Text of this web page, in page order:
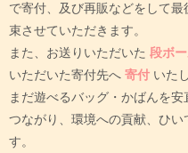
で寄付、及び再販などをして
束させていただきます。
また、お送りいただいた 段ボ
いただいた寄付先へ 寄付 いた
まだ遊べるバッグ・かばんを
つながり、環境への貢献、ひ
す。